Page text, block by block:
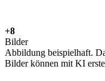
+8
Bilder
Abbildung beispielhaft.
Bilder können mit KI